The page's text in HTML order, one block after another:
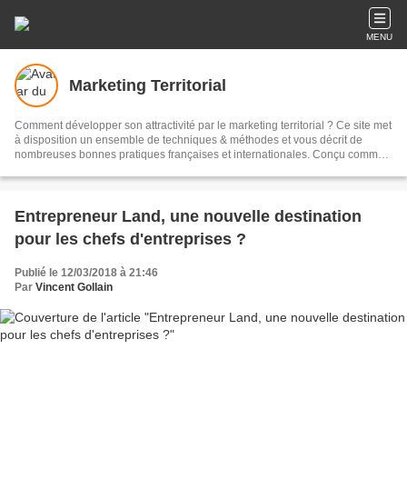
MENU
Marketing Territorial
Comment développer son attractivité par le marketing territorial ? Ce site met
à disposition un ensemble de techniques & méthodes et vous décrit de
nombreuses bonnes pratiques françaises et internationales. Conçu comme
nombreux documents et visuels gratuits ainsi que plus de 1600 articles à lire
Entrepreneur Land, une nouvelle destination
pour les chefs d'entreprises ?
Publié le 12/03/2018 à 21:46
Par Vincent Gollain